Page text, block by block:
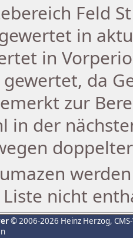
Feld
in
in
da
zur
in der
nicht
© 2006-2026 Heinz Herzog,